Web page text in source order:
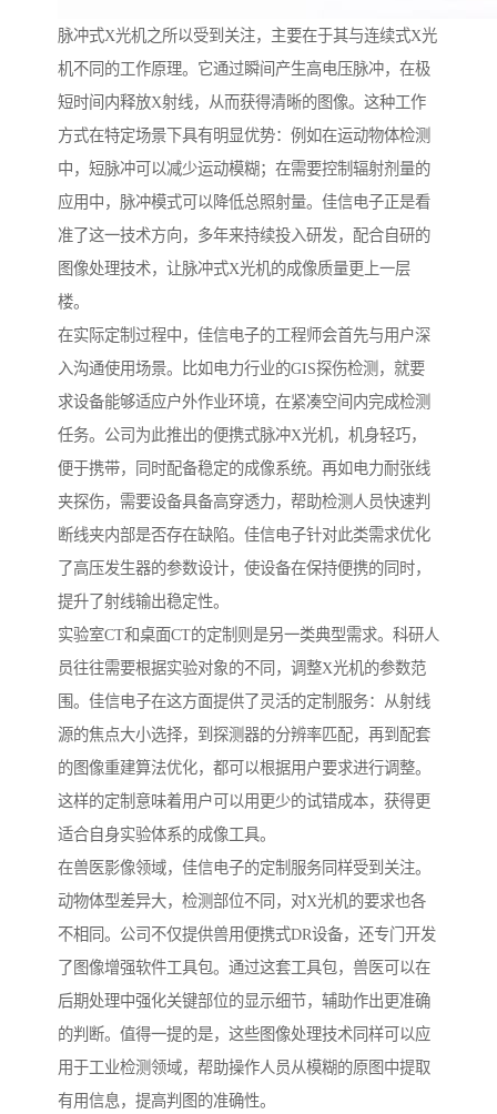
脉冲式X光机之所以受到关注，主要在于其与连续式X光
机不同的工作原理。它通过瞬间产生高电压脉冲，在极
短时间内释放X射线，从而获得清晰的图像。这种工作
方式在特定场景下具有明显优势：例如在运动物体检测
中，短脉冲可以减少运动模糊；在需要控制辐射剂量的
应用中，脉冲模式可以降低总照射量。佳信电子正是看
准了这一技术方向，多年来持续投入研发，配合自研的
图像处理技术，让脉冲式X光机的成像质量更上一层
楼。
在实际定制过程中，佳信电子的工程师会首先与用户深
入沟通使用场景。比如电力行业的GIS探伤检测，就要
求设备能够适应户外作业环境，在紧凑空间内完成检测
任务。公司为此推出的便携式脉冲X光机，机身轻巧，
便于携带，同时配备稳定的成像系统。再如电力耐张线
夹探伤，需要设备具备高穿透力，帮助检测人员快速判
断线夹内部是否存在缺陷。佳信电子针对此类需求优化
了高压发生器的参数设计，使设备在保持便携的同时，
提升了射线输出稳定性。
实验室CT和桌面CT的定制则是另一类典型需求。科研人
员往往需要根据实验对象的不同，调整X光机的参数范
围。佳信电子在这方面提供了灵活的定制服务：从射线
源的焦点大小选择，到探测器的分辨率匹配，再到配套
的图像重建算法优化，都可以根据用户要求进行调整。
这样的定制意味着用户可以用更少的试错成本，获得更
适合自身实验体系的成像工具。
在兽医影像领域，佳信电子的定制服务同样受到关注。
动物体型差异大，检测部位不同，对X光机的要求也各
不相同。公司不仅提供兽用便携式DR设备，还专门开发
了图像增强软件工具包。通过这套工具包，兽医可以在
后期处理中强化关键部位的显示细节，辅助作出更准确
的判断。值得一提的是，这些图像处理技术同样可以应
用于工业检测领域，帮助操作人员从模糊的原图中提取
有用信息，提高判图的准确性。